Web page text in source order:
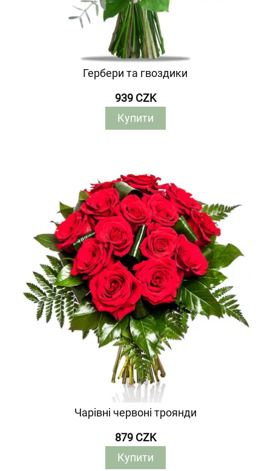
Гербери та гвоздики
939 CZK
Купити
Чарівні червоні троянди
879 CZK
Купити